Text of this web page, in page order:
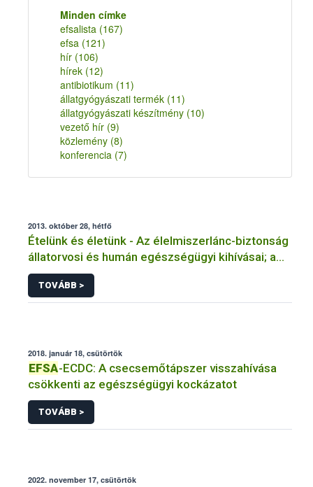
Minden címke
efsalista (167)
efsa (121)
hír (106)
hírek (12)
antibiotikum (11)
állatgyógyászati termék (11)
állatgyógyászati készítmény (10)
vezető hír (9)
közlemény (8)
konferencia (7)
2013. október 28, hétfő
Ételünk és életünk - Az élelmiszerlánc-biztonság
állatorvosi és humán egészségügyi kihívásai; a
jövő irányai
TOVÁBB >
2018. január 18, csütörtök
EFSA-ECDC: A csecsemőtápszer visszahívása
csökkenti az egészségügyi kockázatot
TOVÁBB >
2022. november 17, csütörtök